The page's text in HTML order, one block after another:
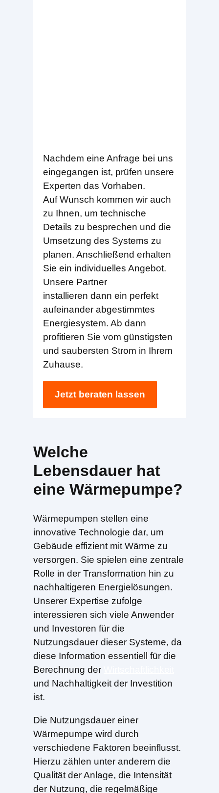
Nachdem eine Anfrage bei uns
eingegangen ist, prüfen unsere
Experten das Vorhaben.
Auf Wunsch kommen wir auch
zu Ihnen, um technische
Details zu besprechen und die
Umsetzung des Systems zu
planen. Anschließend erhalten
Sie ein individuelles Angebot.
Unsere Partner
installieren dann ein perfekt
aufeinander abgestimmtes
Energiesystem. Ab dann
profitieren Sie vom günstigsten
und saubersten Strom in Ihrem
Zuhause.
Jetzt beraten lassen
Welche
Lebensdauer hat
eine Wärmepumpe?
Wärmepumpen stellen eine
innovative Technologie dar, um
Gebäude effizient mit Wärme zu
versorgen. Sie spielen eine zentrale
Rolle in der Transformation hin zu
nachhaltigeren Energielösungen.
Unserer Expertise zufolge
interessieren sich viele Anwender
und Investoren für die
Nutzungsdauer dieser Systeme, da
diese Information essentiell für die
Berechnung der
und Nachhaltigkeit der Investition
ist.
Die Nutzungsdauer einer
Wärmepumpe wird durch
verschiedene Faktoren beeinflusst.
Hierzu zählen unter anderem die
Qualität der Anlage, die Intensität
der Nutzung, die regelmäßige